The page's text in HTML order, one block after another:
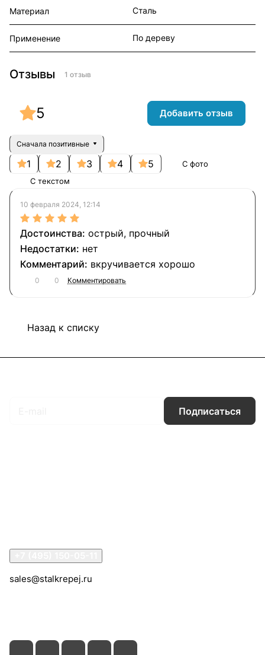
Материал Сталь
Применение По дереву
Отзывы 1 отзыв
Сначала позитивные
1 2 3 4 5
С фото
С текстом
10 февраля 2024, 12:14
острый, прочный
нет
вкручивается хорошо
0 0 Комментировать
5 Добавить отзыв
Назад к списку
Подписаться
sales@stalkrepej.ru